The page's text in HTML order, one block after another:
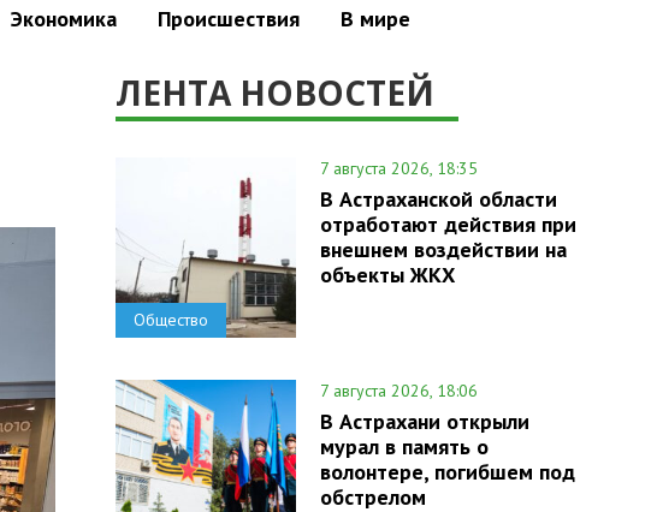
Экономика Происшествия В мире
ЛЕНТА НОВОСТЕЙ
Общество
7 августа 2026, 18:35
В Астраханской области
отработают действия при
внешнем воздействии на
объекты ЖКХ
7 августа 2026, 18:06
В Астрахани открыли
мурал в память о
волонтере, погибшем под
обстрелом